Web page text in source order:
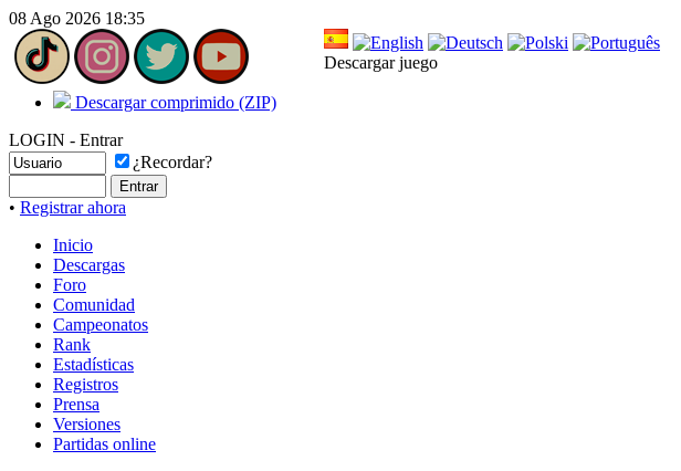
08 Ago 2026 18:35
Descargar juego
Descargar comprimido (ZIP)
LOGIN - Entrar
¿Recordar?
• Registrar ahora
Inicio
Descargas
Foro
Comunidad
Campeonatos
Rank
Estadísticas
Registros
Prensa
Versiones
Partidas online